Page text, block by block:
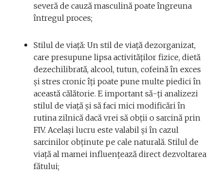
severă de cauză masculină poate îngreuna
întregul proces;
Stilul de viață: Un stil de viață dezorganizat,
care presupune lipsa activităților fizice, dietă
dezechilibrată, alcool, tutun, cofeină în exces
și stres cronic îți poate pune multe piedici în
această călătorie. E important să-ți analizezi
stilul de viață și să faci mici modificări în
rutina zilnică dacă vrei să obții o sarcină prin
FIV. Același lucru este valabil și în cazul
sarcinilor obținute pe cale naturală. Stilul de
viață al mamei influențează direct dezvoltarea
fătului;